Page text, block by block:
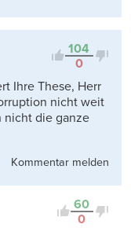
104
0
Ihre These, Herr
nicht weit
nicht die ganze
Kommentar melden
60
0